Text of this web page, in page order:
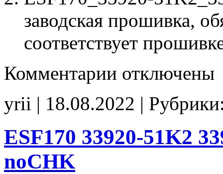
заводская прошивка,
соответствует
Комментарии записи
51K2
33920-
00000
EGR_off
noCHK
отключены
yrii | 18.08.2022 |
ESF170 33920-51K2
noCHK